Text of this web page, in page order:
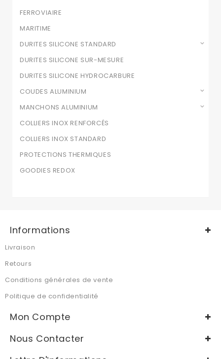
FERROVIAIRE
MARITIME
DURITES SILICONE STANDARD
DURITES SILICONE SUR-MESURE
DURITES SILICONE HYDROCARBURE
COUDES ALUMINIUM
MANCHONS ALUMINIUM
COLLIERS INOX RENFORCÉS
COLLIERS INOX STANDARD
PROTECTIONS THERMIQUES
GOODIES REDOX
Informations
Livraison
Retours
Conditions générales de vente
Politique de confidentialité
Mon Compte
Nous Contacter